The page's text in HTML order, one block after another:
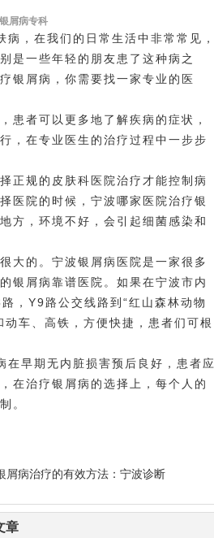
屑病专科
，在我们的日常生活中非常常见，
是一些年轻的朋友患了这种病之
银屑病，你需要找一家专业的医
者可以更多地了解疾病的症状，
，在专业医生的治疗过程中一步步
规的皮肤科医院治疗才能控制病
医院的时候， 宁波哪家医院治疗银
方，环境不好，会引起细菌感染和
的。宁波银屑病医院是一家很多
银屑病靠谱医院。如果在宁波市内
，Y9路公交线路到“红山森林动物
车、高铁，方便快捷，患者们可根
早期无内脏损害预后良好，患者应
在治疗银屑病的选择上，每个人的
。
屑病治疗的有效方法：宁波诊断
章